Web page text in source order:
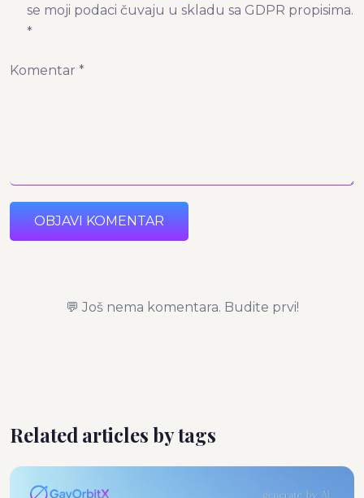
se moji podaci čuvaju u skladu sa GDPR propisima.
*
Komentar *
OBJAVI KOMENTAR
💬 Još nema komentara. Budite prvi!
Related articles by tags